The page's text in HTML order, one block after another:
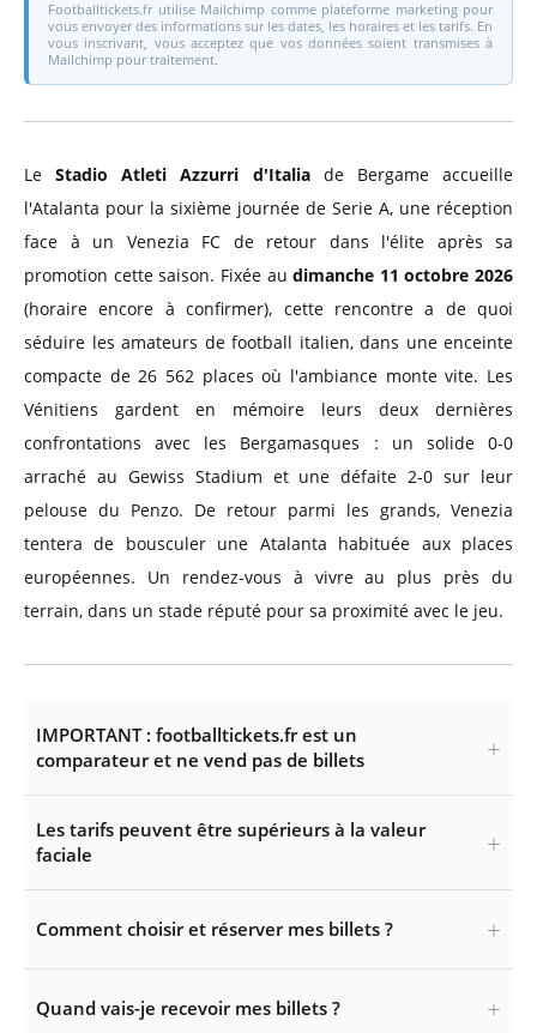
Footballtickets.fr utilise Mailchimp comme plateforme marketing pour
vous envoyer des informations sur les dates, les horaires et les tarifs. En
vous inscrivant, vous acceptez que vos données soient transmises à
Mailchimp pour traitement.
LeStadio Atleti Azzurri d'Italiade Bergame accueille
l'Atalanta pour la sixième journée de Serie A, une réception
face à un Venezia FC de retour dans l'élite après sa
promotion cette saison. Fixée audimanche 11 octobre 2026
(horaire encore à confirmer), cette rencontre a de quoi
séduire les amateurs de football italien, dans une enceinte
compacte de 26 562 places où l'ambiance monte vite. Les
Vénitiens gardent en mémoire leurs deux dernières
confrontations avec les Bergamasques : un solide 0-0
arraché au Gewiss Stadium et une défaite 2-0 sur leur
pelouse du Penzo. De retour parmi les grands, Venezia
tentera de bousculer une Atalanta habituée aux places
européennes. Un rendez-vous à vivre au plus près du
terrain, dans un stade réputé pour sa proximité avec le jeu.
IMPORTANT : footballtickets.fr est un
comparateur et ne vend pas de billets
Les tarifs peuvent être supérieurs à la valeur
faciale
Comment choisir et réserver mes billets ?
Quand vais-je recevoir mes billets ?